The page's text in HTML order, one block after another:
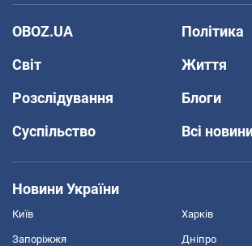
OBOZ.UA
Політика
Світ
Життя
Розслідування
Блоги
Суспільство
Всі
Новини України
Київ Харків
Запоріжжя Дніпро